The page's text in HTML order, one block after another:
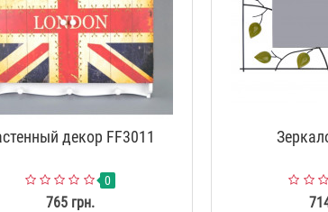
декор FF3011
0
765 грн.